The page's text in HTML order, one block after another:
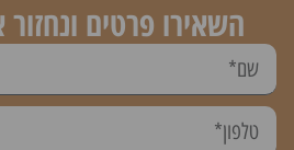
השאירו פרטים